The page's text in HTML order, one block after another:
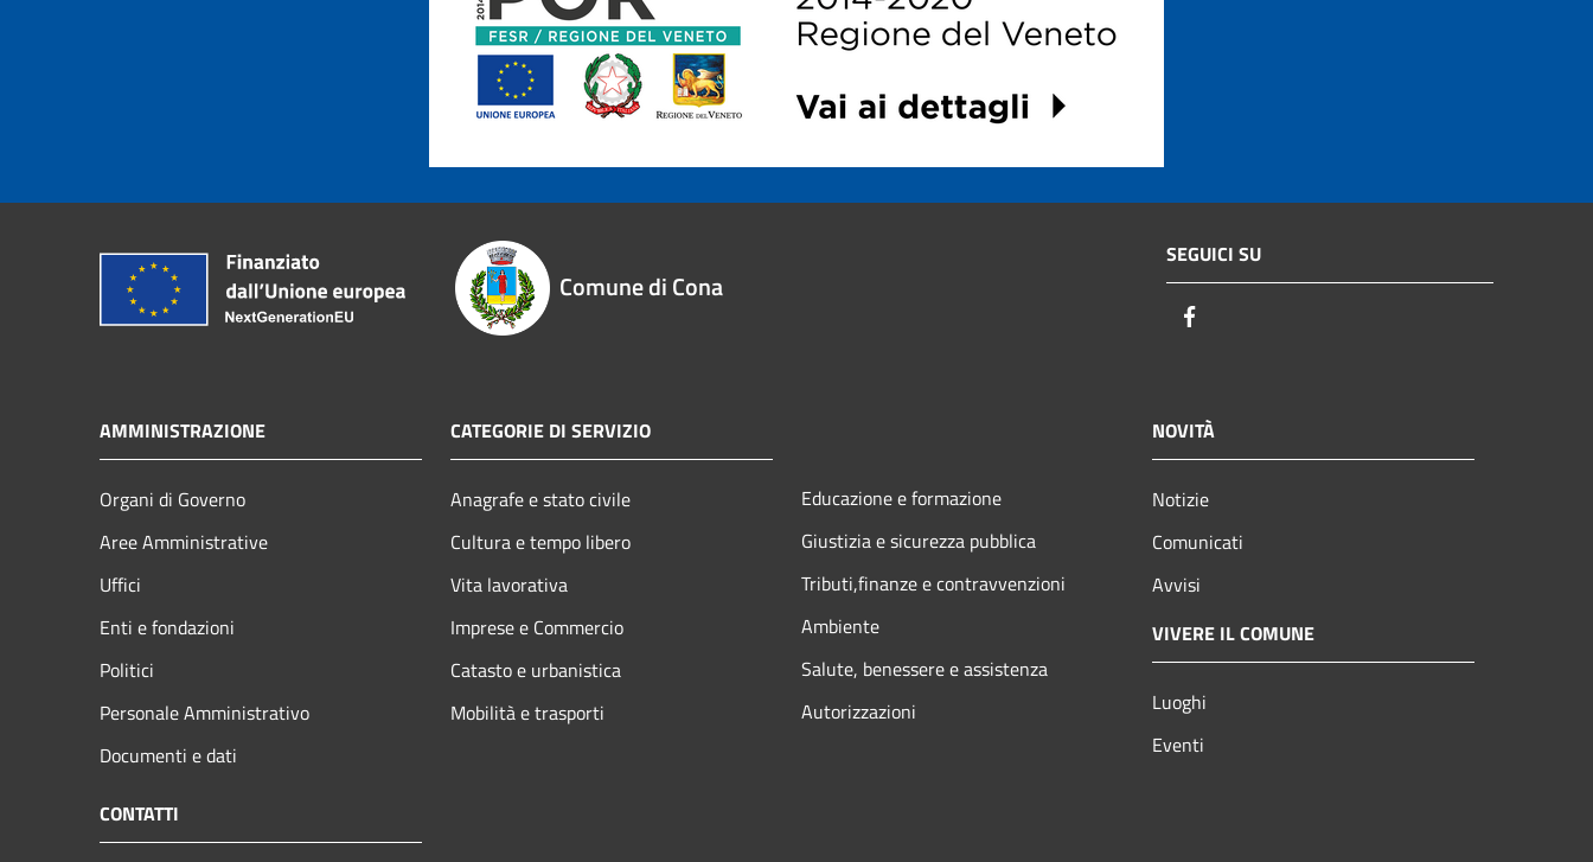
Comune di Cona
SEGUICI SU
AMMINISTRAZIONE
Organi di Governo
Aree Amministrative
Uffici
Enti e fondazioni
Politici
Personale Amministrativo
Documenti e dati
CATEGORIE DI SERVIZIO
Anagrafe e stato civile
Cultura e tempo libero
Vita lavorativa
Imprese e Commercio
Catasto e urbanistica
Mobilità e trasporti
Educazione e formazione
Giustizia e sicurezza pubblica
Tributi,finanze e contravvenzioni
Ambiente
Salute, benessere e assistenza
Autorizzazioni
NOVITÀ
Notizie
Comunicati
Avvisi
VIVERE IL COMUNE
Luoghi
Eventi
CONTATTI